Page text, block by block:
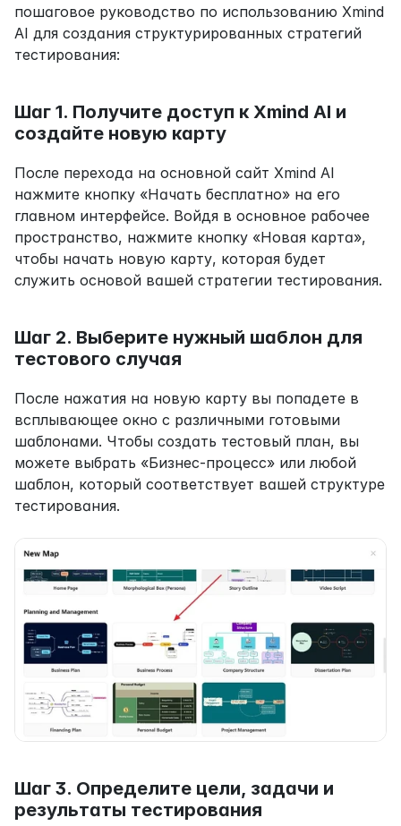
пошаговое руководство по использованию Xmind
AI для создания структурированных стратегий
тестирования:
Шаг 1. Получите доступ к Xmind AI и
создайте новую карту
После перехода на основной сайт Xmind AI
нажмите кнопку «Начать бесплатно» на его
главном интерфейсе. Войдя в основное рабочее
пространство, нажмите кнопку «Новая карта»,
чтобы начать новую карту, которая будет
служить основой вашей стратегии тестирования.
Шаг 2. Выберите нужный шаблон для
тестового случая
После нажатия на новую карту вы попадете в
всплывающее окно с различными готовыми
шаблонами. Чтобы создать тестовый план, вы
можете выбрать «Бизнес-процесс» или любой
шаблон, который соответствует вашей структуре
тестирования.
Шаг 3. Определите цели, задачи и
результаты тестирования